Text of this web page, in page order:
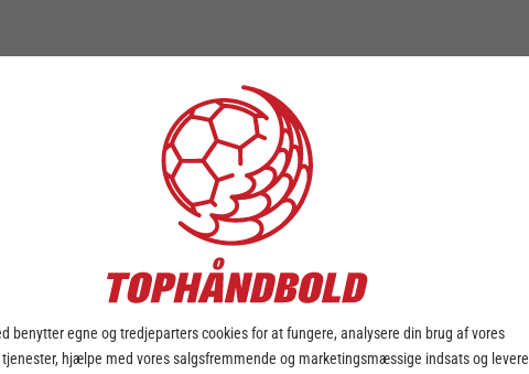
benytter egne og tredjeparters cookies for at fungere, analysere din brug af vores
hjælpe med vores salgsfremmende og marketingsmæssige indsats og levere